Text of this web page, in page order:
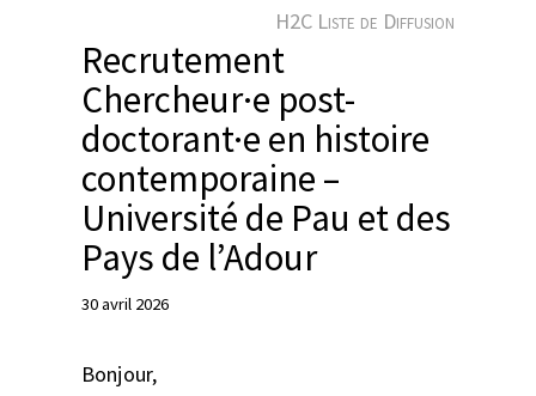
H2C Liste de Diffusion
Recrutement
Chercheur·e post-
doctorant·e en histoire
contemporaine –
Université de Pau et des
Pays de l’Adour
30 avril 2026
Bonjour,